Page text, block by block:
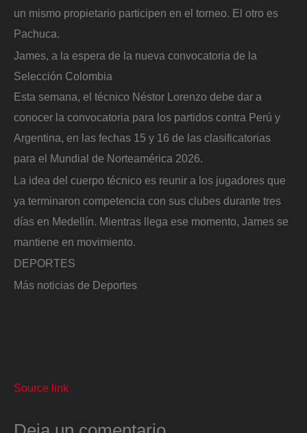
un mismo propietario participen en el torneo. El otro es
Pachuca.
James, a la espera de la nueva convocatoria de la
Selección Colombia
Esta semana, el técnico Néstor Lorenzo debe dar a
conocer la convocatoria para los partidos contra Perú y
Argentina, en las fechas 15 y 16 de las clasificatorias
para el Mundial de Norteamérica 2026.
La idea del cuerpo técnico es reunir a los jugadores que
ya terminaron competencia con sus clubes durante tres
días en Medellín. Mientras llega ese momento, James se
mantiene en movimiento.
DEPORTES
Más noticias de Deportes
Source link